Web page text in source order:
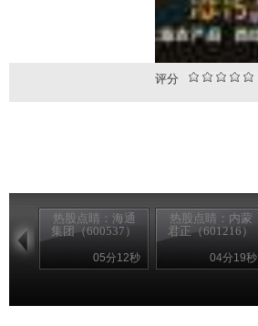
评分
热股点睛：海通
集团（600537）
05分12秒
热股点睛：内蒙
君正（601216）
04分19秒